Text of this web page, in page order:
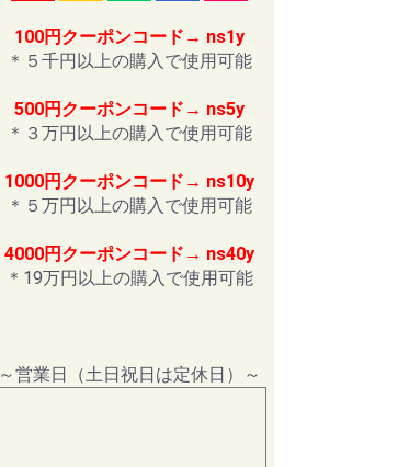
100円クーポンコード→ ns1y
＊５千円以上の購入で使用可能
500円クーポンコード→ ns5y
＊３万円以上の購入で使用可能
1000円クーポンコード→ ns10y
＊５万円以上の購入で使用可能
4000円クーポンコード→ ns40y
＊19万円以上の購入で使用可能
～営業日（土日祝日は定休日）～